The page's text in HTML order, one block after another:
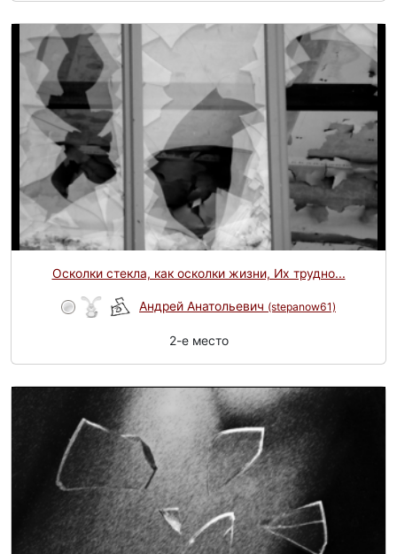
Осколки стекла, как осколки жизни, Их трудно...
Андрей Анатольевич (stepanow61)
2-e место